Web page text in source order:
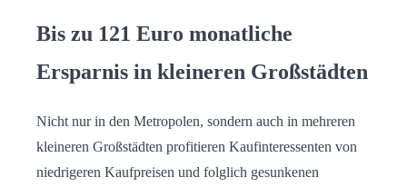
Bis zu 121 Euro monatliche
Ersparnis in kleineren Großstädten
Nicht nur in den Metropolen, sondern auch in mehreren
kleineren Großstädten profitieren Kaufinteressenten von
niedrigeren Kaufpreisen und folglich gesunkenen